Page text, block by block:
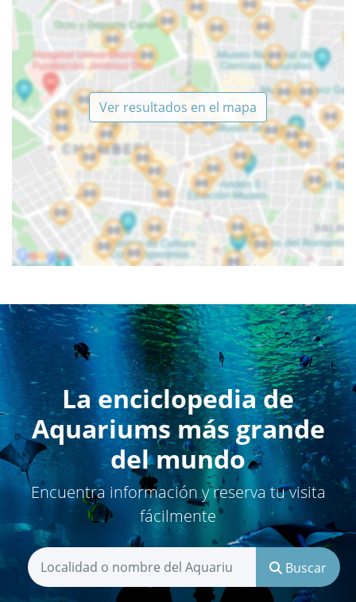
Ver resultados en el mapa
La enciclopedia de
Aquariums más grande
del mundo
Encuentra información y reserva tu visita
fácilmente
Buscar